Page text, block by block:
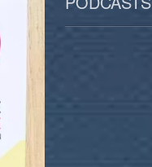
Bien être/Santé